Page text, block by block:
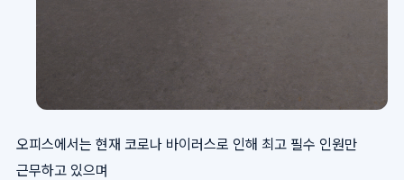
오피스에서는 현재 코로나 바이러스로 인해 최고 필수 인원만
근무하고 있으며